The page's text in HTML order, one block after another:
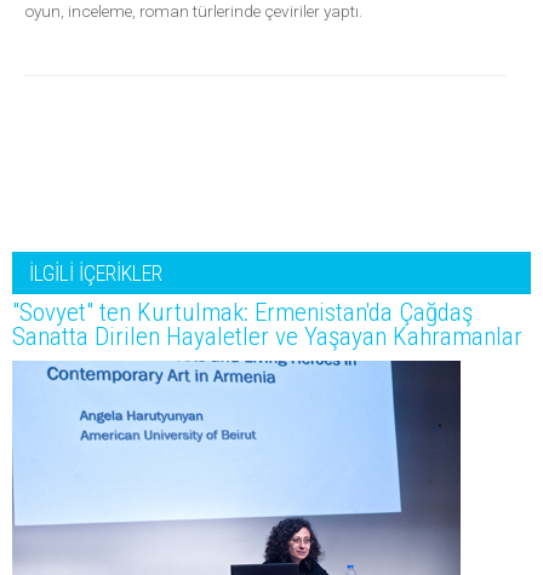
oyun, inceleme, roman türlerinde çeviriler yaptı.
İLGİLİ İÇERİKLER
"Sovyet" ten Kurtulmak: Ermenistan'da Çağdaş
Sanatta Dirilen Hayaletler ve Yaşayan Kahramanlar